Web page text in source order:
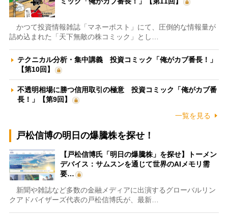
かつて投資情報雑誌「マネーポスト」にて、圧倒的な情報量が
詰め込まれた「天下無敵の株コミック」とし…
テクニカル分析・集中講義 投資コミック「俺がカブ番長！」
【第10回】
不透明相場に勝つ信用取引の極意 投資コミック「俺がカブ番
長！」【第9回】
一覧を見る
戸松信博の明日の爆騰株を探せ！
【戸松信博氏「明日の爆騰株」を探せ】トーメン
デバイス：サムスンを通じて世界のAIメモリ需
要…
新聞や雑誌など多数の金融メディアに出演するグローバルリン
クアドバイザーズ代表の戸松信博氏が、最新…